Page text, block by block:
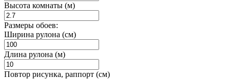
Высота комнаты (м)
Размеры обоев:
Ширина рулона (см)
Длина рулона (м)
Повтор рисунка, раппорт (см)